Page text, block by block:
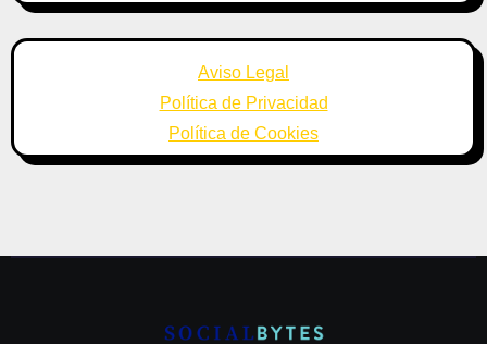
Aviso Legal
Política de Privacidad
Política de Cookies